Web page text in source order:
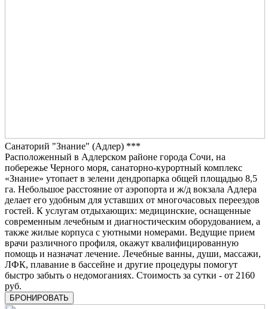
Санаторий "Знание" (Адлер) ***
Расположенный в Адлерском районе города Сочи, на
побережье Черного моря, санаторно-курортный комплекс
«Знание» утопает в зелени дендропарка общей площадью 8,5
га. Небольшое расстояние от аэропорта и ж/д вокзала Адлера
делает его удобным для уставших от многочасовых переездов
гостей. К услугам отдыхающих: медицинские, оснащенные
современным лечебным и диагностическим оборудованием, а
также жилые корпуса с уютными номерами. Ведущие прием
врачи различного профиля, окажут квалифицированную
помощь и назначат лечение. Лечебные ванны, души, массажи,
ЛФК, плавание в бассейне и другие процедуры помогут
быстро забыть о недомоганиях. Стоимость за сутки - от 2160
руб.
БРОНИРОВАТЬ